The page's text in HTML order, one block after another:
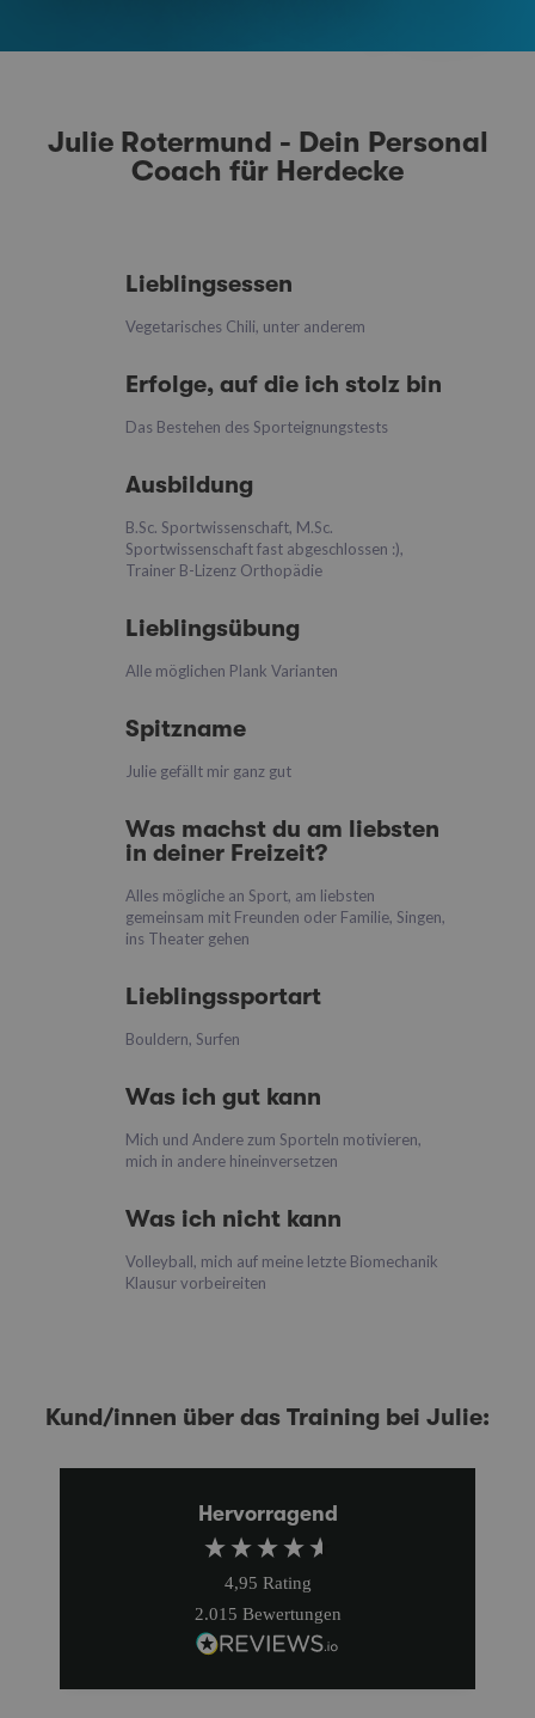
Julie Rotermund - Dein Personal
Coach für Herdecke
Lieblingsessen
Vegetarisches Chili, unter anderem
Erfolge, auf die ich stolz bin
Das Bestehen des Sporteignungstests
Ausbildung
B.Sc. Sportwissenschaft, M.Sc.
Sportwissenschaft fast abgeschlossen :),
Trainer B-Lizenz Orthopädie
Lieblingsübung
Alle möglichen Plank Varianten
Spitzname
Julie gefällt mir ganz gut
Was machst du am liebsten
in deiner Freizeit?
Alles mögliche an Sport, am liebsten
gemeinsam mit Freunden oder Familie, Singen,
ins Theater gehen
Lieblingssportart
Bouldern, Surfen
Was ich gut kann
Mich und Andere zum Sporteln motivieren,
mich in andere hineinversetzen
Was ich nicht kann
Volleyball, mich auf meine letzte Biomechanik
Klausur vorbeireiten
Kund/innen über das Training bei Julie:
Hervorragend
4,95 Rating
2.015 Bewertungen